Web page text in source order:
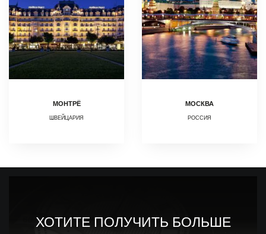
МОНТРЁ
ШВЕЙЦАРИЯ
МОСКВА
РОССИЯ
ХОТИТЕ ПОЛУЧИТЬ БОЛЬШЕ